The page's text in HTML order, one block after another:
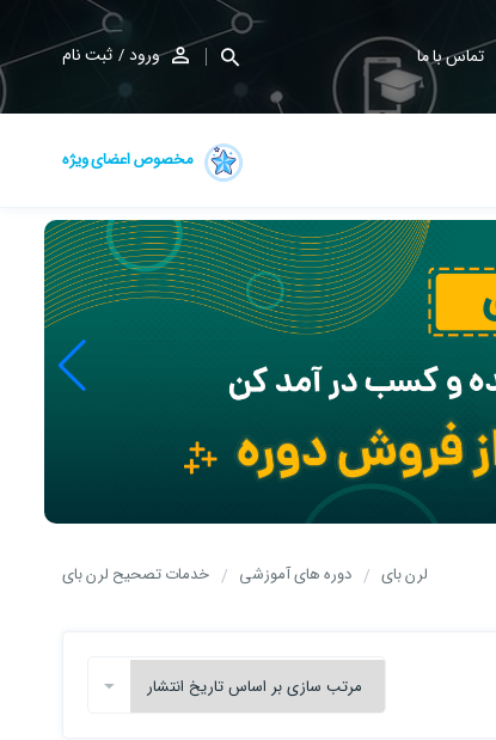
تماس با ما ورود ثبت نام
مخصوص اعضای ویژه
لرن بای دوره های آموزشی خدمات تصحیح لرن بای